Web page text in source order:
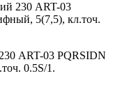
230 АRT-03
5(7,5), кл.точ.